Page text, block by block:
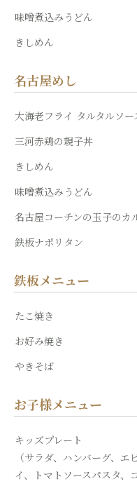
味噌煮込みうどん
きしめん
名古屋めし
大海老フライ タルタルソー
三河赤鶏の親子丼
きしめん
味噌煮込みうどん
名古屋コーチンの玉子のカ
鉄板ナポリタン
鉄板メニュー
たこ焼き
お好み焼き
やきそば
お子様メニュー
キッズプレート
（サラダ、ハンバーグ、
イ、トマトソースパスタ、